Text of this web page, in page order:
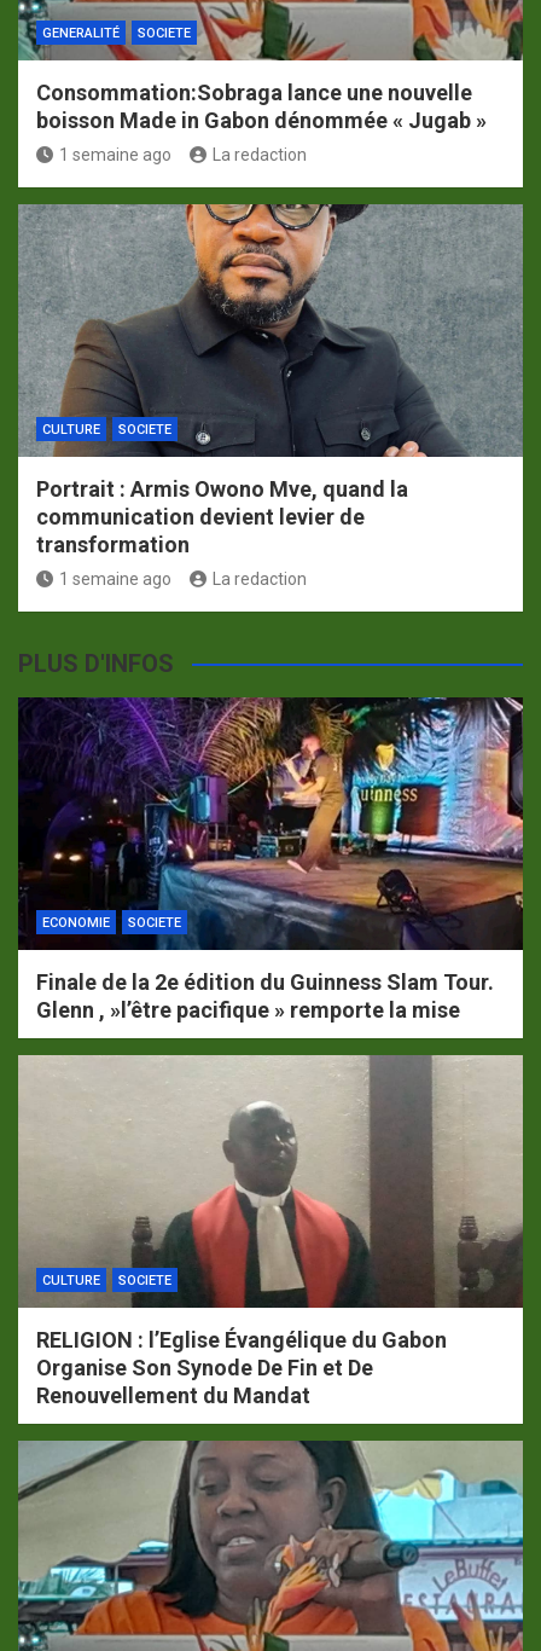
GENERALITÉ SOCIETE
Consommation:Sobraga lance une nouvelle
boisson Made in Gabon dénommée « Jugab »
1 semaine ago La redaction
CULTURE SOCIETE
Portrait : Armis Owono Mve, quand la
communication devient levier de
transformation
1 semaine ago La redaction
PLUS D'INFOS
ECONOMIE SOCIETE
Finale de la 2e édition du Guinness Slam Tour.
Glenn , »l’être pacifique » remporte la mise
CULTURE SOCIETE
RELIGION : l’Eglise Évangélique du Gabon
Organise Son Synode De Fin et De
Renouvellement du Mandat